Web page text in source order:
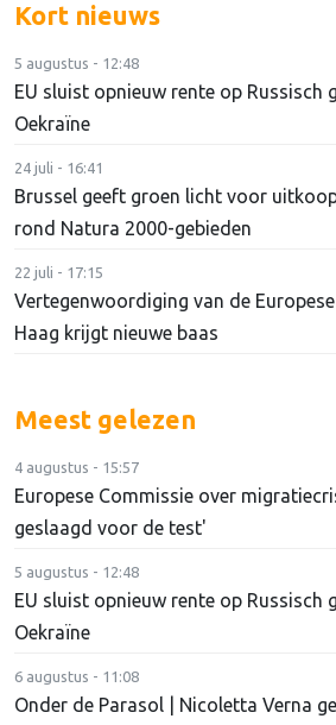
Kort nieuws
5 augustus - 12:48
EU sluist opnieuw rente op Russisch
Oekraïne
24 juli - 16:41
Brussel geeft groen licht voor
rond Natura 2000-gebieden
22 juli - 17:15
Vertegenwoordiging van de
Haag krijgt nieuwe baas
Meest gelezen
4 augustus - 15:57
Europese Commissie over
geslaagd voor de test'
5 augustus - 12:48
EU sluist opnieuw rente op Russisch
Oekraïne
6 augustus - 11:08
Onder de Parasol | Nicoletta Verna